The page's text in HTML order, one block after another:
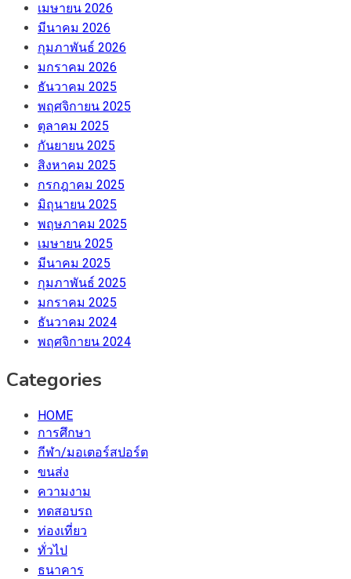
เมษายน 2026
มีนาคม 2026
กุมภาพันธ์ 2026
มกราคม 2026
ธันวาคม 2025
พฤศจิกายน 2025
ตุลาคม 2025
กันยายน 2025
สิงหาคม 2025
กรกฎาคม 2025
มิถุนายน 2025
พฤษภาคม 2025
เมษายน 2025
มีนาคม 2025
กุมภาพันธ์ 2025
มกราคม 2025
ธันวาคม 2024
พฤศจิกายน 2024
Categories
HOME
การศึกษา
กีฬา/มอเตอร์สปอร์ต
ขนส่ง
ความงาม
ทดสอบรถ
ท่องเที่ยว
ทั่วไป
ธนาคาร